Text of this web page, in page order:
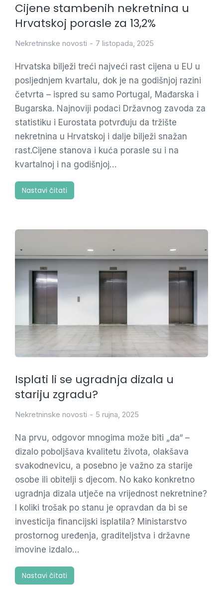
Cijene stambenih nekretnina u
Hrvatskoj porasle za 13,2%
Nekretninske novosti 7 listopada, 2025
Hrvatska bilježi treći najveći rast cijena u EU u
posljednjem kvartalu, dok je na godišnjoj razini
četvrta – ispred su samo Portugal, Mađarska i
Bugarska. Najnoviji podaci Državnog zavoda za
statistiku i Eurostata potvrđuju da tržište
nekretnina u Hrvatskoj i dalje bilježi snažan
rast.Cijene stanova i kuća porasle su i na
kvartalnoj i na godišnjoj…
Nastavi čitati
Isplati li se ugradnja dizala u
stariju zgradu?
Nekretninske novosti 5 rujna, 2025
Na prvu, odgovor mnogima može biti „da“ –
dizalo poboljšava kvalitetu života, olakšava
svakodnevicu, a posebno je važno za starije
osobe ili obitelji s djecom. No kako konkretno
ugradnja dizala utječe na vrijednost nekretnine?
I koliki trošak po stanu je opravdan da bi se
investicija financijski isplatila? Ministarstvo
prostornog uređenja, graditeljstva i državne
imovine izdalo…
Nastavi čitati